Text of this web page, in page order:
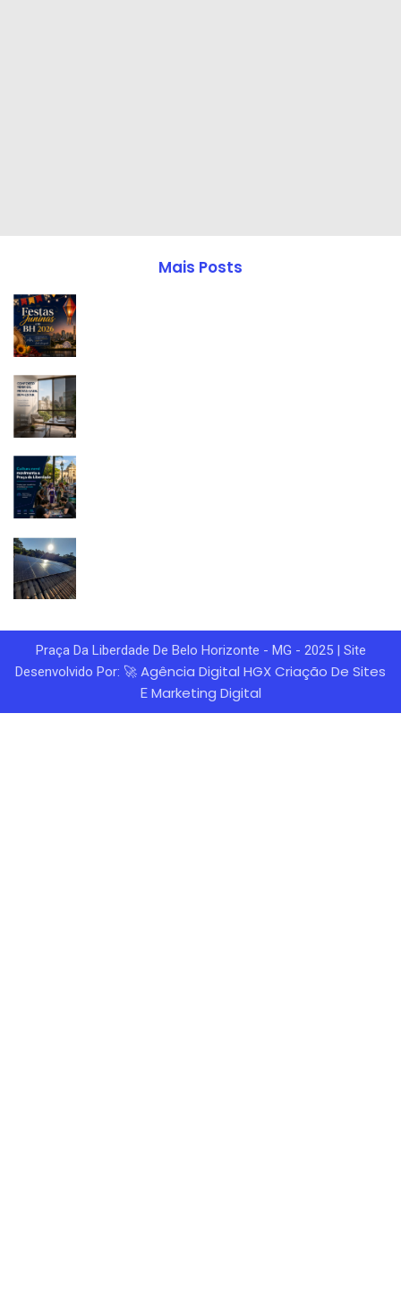
Mais Posts
Praça Da Liberdade De Belo Horizonte - MG - 2025 | Site
Desenvolvido Por: 🚀 Agência Digital HGXCriação De Sites
E Marketing Digital